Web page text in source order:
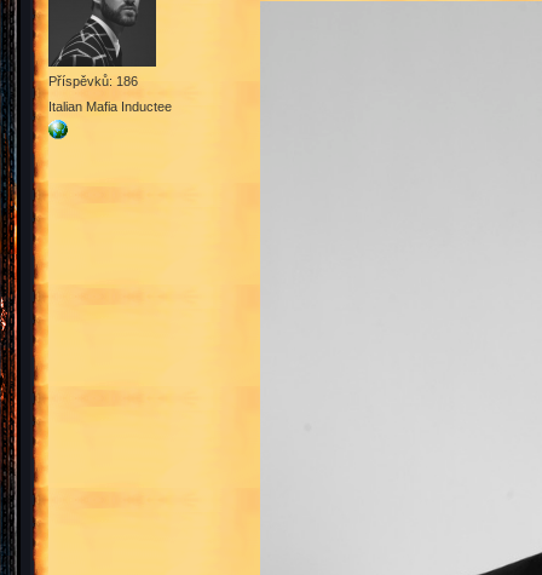
Příspěvků: 186
Italian Mafia Inductee